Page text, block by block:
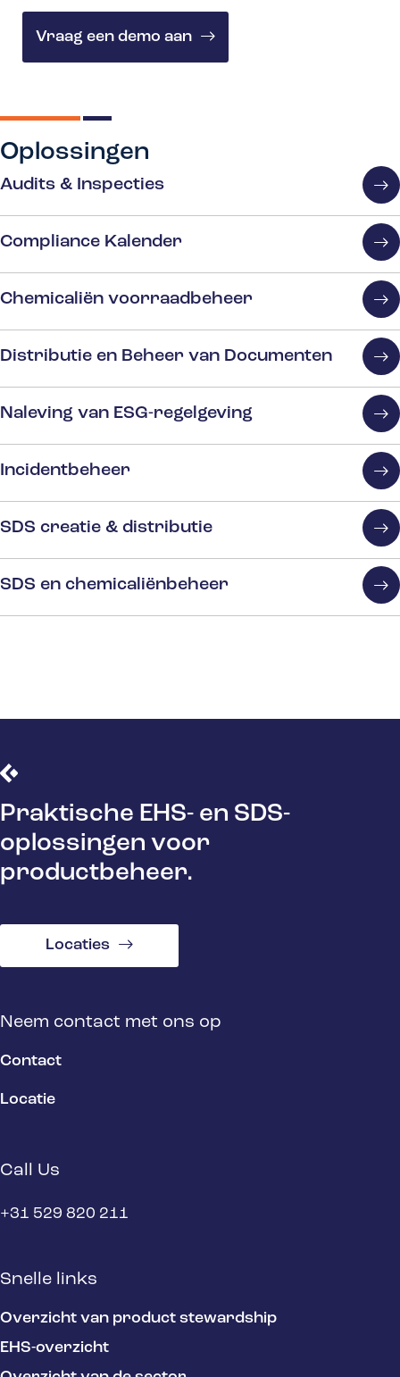
Vraag een demo aan
Oplossingen
Audits & Inspecties
Compliance Kalender
Chemicaliën voorraadbeheer
Distributie en Beheer van Documenten
Naleving van ESG-regelgeving
Incidentbeheer
SDS creatie & distributie
SDS en chemicaliënbeheer
Praktische EHS- en SDS-
oplossingen voor
productbeheer.
Locaties
Neem contact met ons op
Contact
Locatie
Call Us
+31 529 820 211
Snelle links
Overzicht van product stewardship
EHS-overzicht